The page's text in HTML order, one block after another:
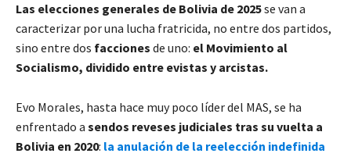
Las elecciones generales de Bolivia de 2025se van a
caracterizar por una lucha fratricida, no entre dos partidos,
sino entre dos facciones de uno: el Movimiento al
Socialismo, dividido entre evistas y arcistas.
Evo Morales, hasta hace muy poco líder del MAS, se ha
enfrentado a sendos reveses judiciales tras su vuelta a
Bolivia en 2020: la anulación de la reelección indefinida